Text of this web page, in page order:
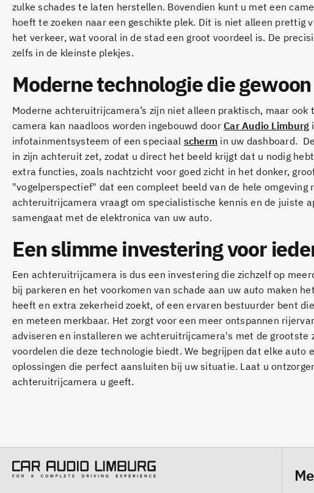
zulke schades te laten herstellen. Bovendien kunt u met een
hoeft te zoeken naar een geschikte plek. Dit is niet alleen prettig
het verkeer, wat vooral in de stad een groot voordeel is. De
zelfs in de kleinste plekjes.
Moderne technologie die
Moderne achteruitrijcamera’s zijn niet alleen praktisch, maar
camera kan naadloos worden ingebouwd doorCar Audio Limburg
infotainmentsysteem of een speciaal scherm in uw dashboard.
in zijn achteruit zet, zodat u direct het beeld krijgt dat u nodig
extra functies, zoals nachtzicht voor goed zicht in het donker,
"vogelperspectief" dat een compleet beeld van de hele
achteruitrijcamera vraagt om specialistische kennis en de juiste
samengaat met de elektronica van uw auto.
Een slimme investering voor
Een achteruitrijcamera is dus een investering die zichzelf op
bij parkeren en het voorkomen van schade aan uw auto maken
heeft en extra zekerheid zoekt, of een ervaren bestuurder bent
en meteen merkbaar. Het zorgt voor een meer ontspannen
adviseren en installeren we achteruitrijcamera's met de
voordelen die deze technologie biedt. We begrijpen dat elke auto
oplossingen die perfect aansluiten bij uw situatie. Laat u
achteruitrijcamera u geeft.